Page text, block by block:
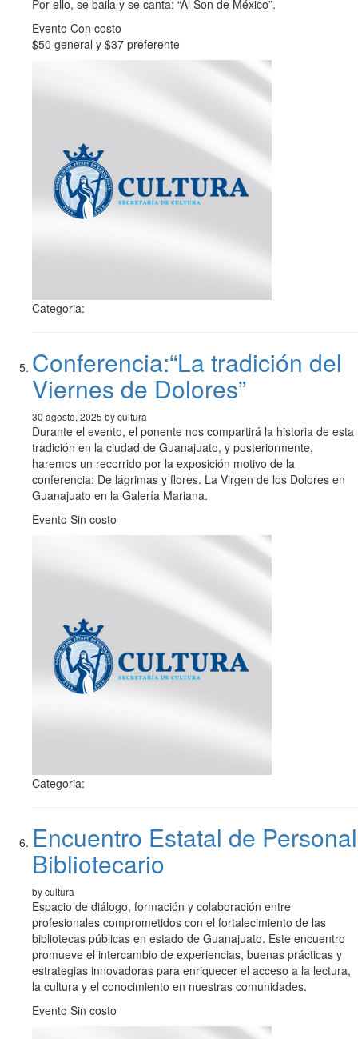
Por ello, se baila y se canta: “Al Son de México”.
Evento Con costo
$50 general y $37 preferente
Categoria:
Conferencia:“La tradición del
Viernes de Dolores”
30 agosto, 2025 by cultura
Durante el evento, el ponente nos compartirá la historia de esta
tradición en la ciudad de Guanajuato, y posteriormente,
haremos un recorrido por la exposición motivo de la
conferencia: De lágrimas y flores. La Virgen de los Dolores en
Guanajuato en la Galería Mariana.
Evento Sin costo
Categoria:
Encuentro Estatal de Personal
Bibliotecario
by cultura
Espacio de diálogo, formación y colaboración entre
profesionales comprometidos con el fortalecimiento de las
bibliotecas públicas en estado de Guanajuato. Este encuentro
promueve el intercambio de experiencias, buenas prácticas y
estrategias innovadoras para enriquecer el acceso a la lectura,
la cultura y el conocimiento en nuestras comunidades.
Evento Sin costo